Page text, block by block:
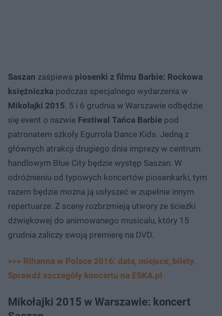
Saszan zaśpiewa piosenki z filmu Barbie: Rockowa
księżniczka podczas specjalnego wydarzenia w
Mikołajki 2015. 5 i 6 grudnia w Warszawie odbędzie
się event o nazwie Festiwal Tańca Barbie pod
patronatem szkoły Egurrola Dance Kids. Jedną z
głównych atrakcji drugiego dnia imprezy w centrum
handlowym Blue City będzie występ Saszan. W
odróżnieniu od typowych koncertów piosenkarki, tym
razem będzie można ją usłyszeć w zupełnie innym
repertuarze. Z sceny rozbrzmieją utwory ze ścieżki
dźwiękowej do animowanego musicalu, który 15
grudnia zaliczy swoją premierę na DVD.
>>> Rihanna w Polsce 2016: data, miejsce, bilety.
Sprawdź szczegóły koncertu na ESKA.pl
Mikołajki 2015 w Warszawie: koncert